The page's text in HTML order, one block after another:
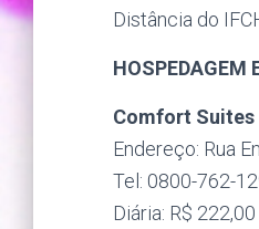
Distância do
HOSPEDAGEM
Comfort Suites
Endereço: Rua
Tel: 0800-762-
Diária: R$